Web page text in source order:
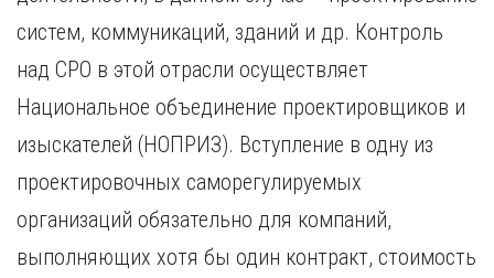
Краснодар
Красноярск
Курск
Л
Липецк
М
Магнитогорск
Ульяновск
Уфа
Х
Хабаровск
Ч
Чебоксары
Череповец
систем, коммуникаций, зданий и др. Контроль
над СРО в этой отрасли осуществляет
Национальное объединение проектировщиков и
изыскателей (НОПРИЗ). Вступление в одну из
проектировочных саморегулируемых
организаций обязательно для компаний,
выполняющих хотя бы один контракт, стоимость